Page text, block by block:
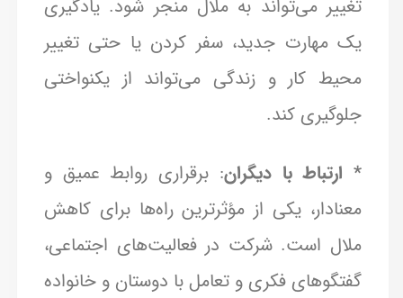
تغییر می‌تواند به ملال منجر شود. یادگیری
یک مهارت جدید، سفر کردن یا حتی تغییر
محیط کار و زندگی می‌تواند از یکنواختی
جلوگیری کند.
* ارتباط با دیگران: برقراری روابط عمیق و
معنادار، یکی از مؤثرترین راه‌ها برای کاهش
ملال است. شرکت در فعالیت‌های اجتماعی،
گفتگوهای فکری و تعامل با دوستان و خانواده